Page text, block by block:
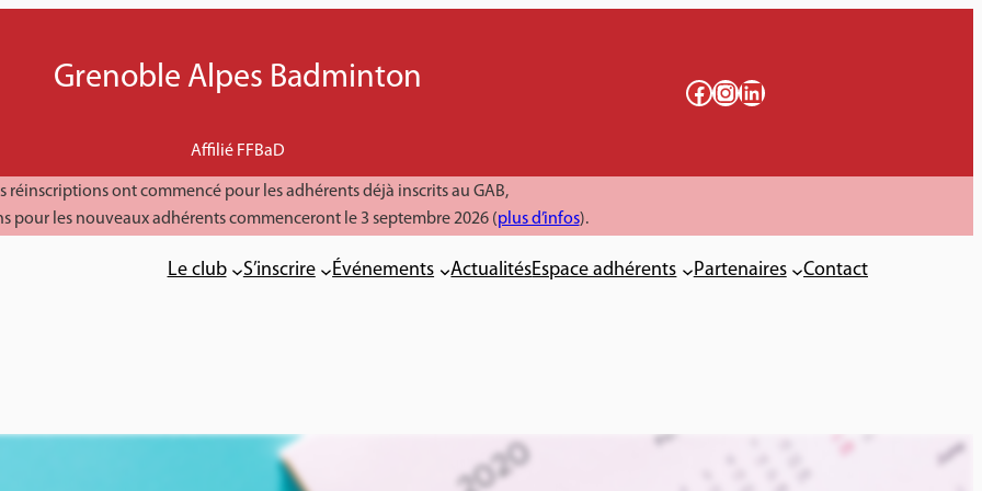
Grenoble Alpes Badminton
Affilié FFBaD
Facebook InstagramLinkedIn
réinscriptions ont commencé pour les adhérents déjà inscrits au GAB,
pour les nouveaux adhérents commenceront le 3 septembre 2026 (plus d’infos).
Le club S’inscrire Événements ActualitésEspace adhérents Partenaires Contact